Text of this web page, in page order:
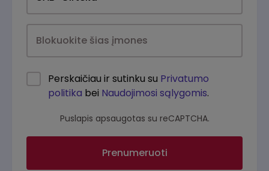
Perskaičiau ir sutinku su Privatumo
politika bei Naudojimosi sąlygomis.
Puslapis apsaugotas su reCAPTCHA.
Prenumeruoti